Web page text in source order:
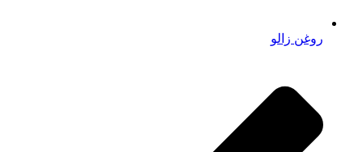
روغن زالو